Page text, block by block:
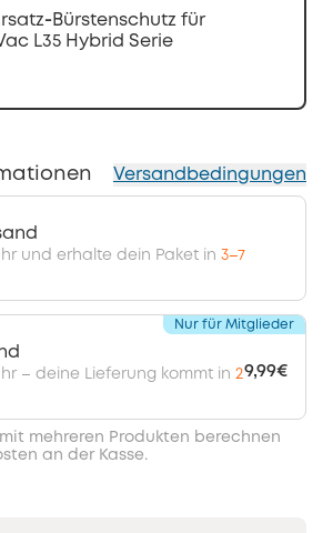
für
L35 Hybrid Serie
Versandbedingungen
und erhalte dein Paket in 3–7
– deine Lieferung kommt in 29,99€
Nur für Mitglieder
mehreren Produkten berechnen
an der Kasse.